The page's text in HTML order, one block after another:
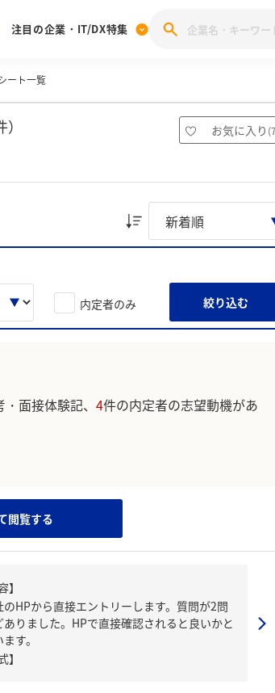
卒] 本選考体験記投稿キャンペーン
んなのDX企業就職ブランド調査
みん
注目の企業・IT/DX特集
28
ート一覧
お気に入り (
内定者のみ 絞り込む
面接体験記、 4件の内定者の志望動機があ
閲覧する
】
のHPから直接エントリーします。質問が2問
ありました。HPで直接確認されると良いかと
す。
】